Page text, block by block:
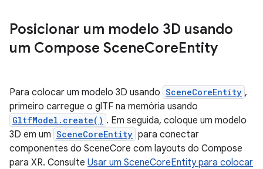
Posicionar um modelo 3D usando
um Compose SceneCoreEntity
Para colocar um modelo 3D usando SceneCoreEntity ,
primeiro carregue o glTF na memória usando
GltfModel.create() . Em seguida, coloque um modelo
3D em um SceneCoreEntity para conectar
componentes do SceneCore com layouts do Compose
para XR. Consulte Usar um SceneCoreEntity para colocar